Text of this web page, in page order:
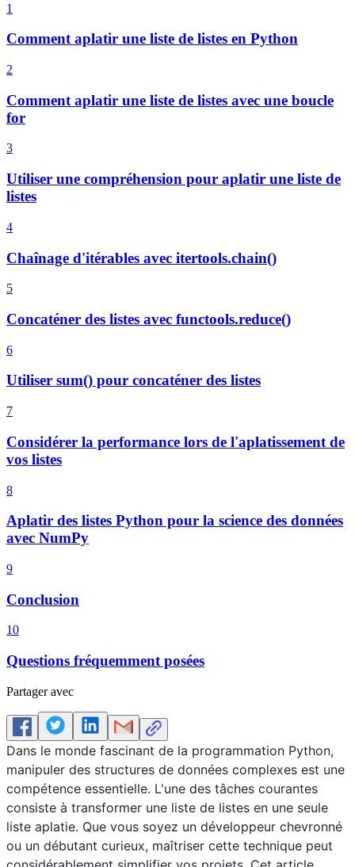
1
Comment aplatir une liste de listes en Python
2
Comment aplatir une liste de listes avec une boucle
for
3
Utiliser une compréhension pour aplatir une liste de
listes
4
Chaînage d'itérables avec itertools.chain()
5
Concaténer des listes avec functools.reduce()
6
Utiliser sum() pour concaténer des listes
7
Considérer la performance lors de l'aplatissement de
vos listes
8
Aplatir des listes Python pour la science des données
avec NumPy
9
Conclusion
10
Questions fréquemment posées
Partager avec
Dans le monde fascinant de la programmation Python,
manipuler des structures de données complexes est une
compétence essentielle. L'une des tâches courantes
consiste à transformer une liste de listes en une seule
liste aplatie. Que vous soyez un développeur chevronné
ou un débutant curieux, maîtriser cette technique peut